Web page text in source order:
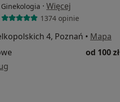
Ginekologia · Więcej
1374 opinie
4, Poznań • Mapa
od 100 zł